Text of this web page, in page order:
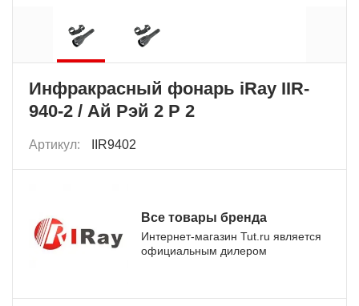
Инфракрасный фонарь iRay IIR-
940-2 / Ай Рэй 2 Р 2
Артикул: IIR9402
Все товары бренда
Интернет-магазин Tut.ru является
официальным дилером